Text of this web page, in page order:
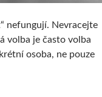
Nevracejte
volba je často volba
osoba, ne pouze